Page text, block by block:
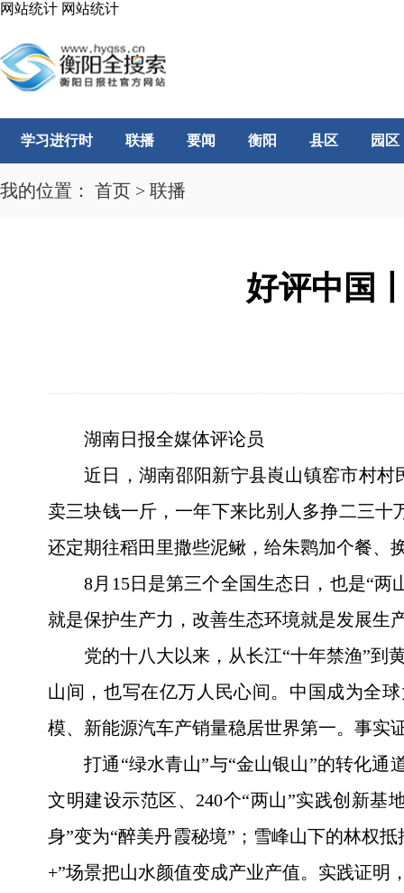
网站统计 网站统计
学习进行时 联播 要闻 衡阳 县区 园区
我的位置： 首页 > 联播
好评中国
湖南日报全媒体评论员
近日，湖南邵阳新宁县崀山镇窑市村
卖三块钱一斤，一年下来比别人多挣二三十
还定期往稻田里撒些泥鳅，给朱鹮加个餐、
8月15日是第三个全国生态日，也是“
就是保护生产力，改善生态环境就是发展生
党的十八大以来，从长江“十年禁渔”
山间，也写在亿万人民心间。中国成为全
模、新能源汽车产销量稳居世界第一。事实
打通“绿水青山”与“金山银山”的转化
文明建设示范区、240个“两山”实践创新基
身”变为“醉美丹霞秘境”；雪峰山下的林权
+”场景把山水颜值变成产业产值。实践证明